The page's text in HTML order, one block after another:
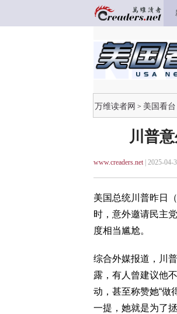
万维读者网 > 美国看台
川普
www.creaders.net| 2025-04-
美国总统川普昨日
时，意外邀请民主
度相当尴尬。
综合外媒报道，川
露，有人曾建议他
动，甚至称赞她“做
一提，她就是为了